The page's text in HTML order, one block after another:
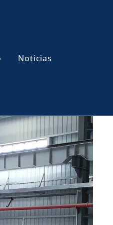
calienteAcero para moldes
Tratamiento térmico
Noticias